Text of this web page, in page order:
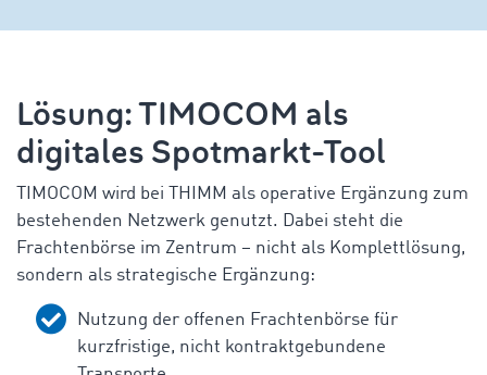
Lösung: TIMOCOM als
digitales Spotmarkt-Tool
TIMOCOM wird bei THIMM als operative Ergänzung zum
bestehenden Netzwerk genutzt. Dabei steht die
Frachtenbörse im Zentrum – nicht als Komplettlösung,
sondern als strategische Ergänzung:
Nutzung der offenen Frachtenbörse für
kurzfristige, nicht kontraktgebundene